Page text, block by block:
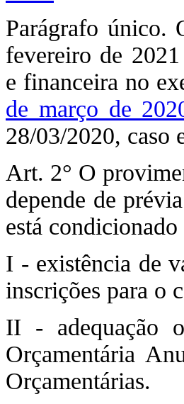
Parágrafo único.
fevereiro de
e financeira no
de março de
28/03/2020, caso
Art. 2° O
depende de
está condicionado
I - existência de
inscrições para o
II - adequação
Orçamentária
Orçamentárias.